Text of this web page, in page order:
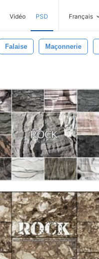
Vidéo PSD Français
Falaise Maçonnerie